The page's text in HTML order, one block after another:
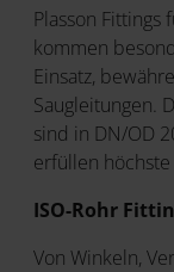
Plasson
kommen
Einsatz,
Saugleitungen.
sind in DN/OD
erfüllen höchste
ISO-Rohr
Von Winkeln,